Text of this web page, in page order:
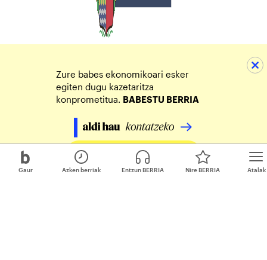
Gaur Atalak
Azken berriak Entzun BERRIA Nire BERRIA
Zure babes ekonomikoari esker
egiten dugu kazetaritza
konprometitua. BABESTU BERRIA
Egin zure ekarpena